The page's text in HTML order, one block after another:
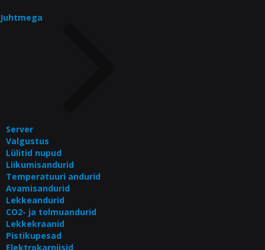
Juhtmega
Server
Valgustus
Lülitid nupud
Liikumisandurid
Temperatuuri andurid
Avamisandurid
Lekkeandurid
CO2- ja tolmuandurid
Lekkekraanid
Pistikupesad
Elektrokarniisid